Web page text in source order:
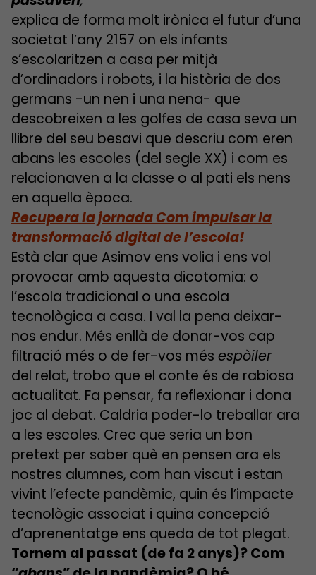
explica de forma molt irònica el futur d’una
societat l’any 2157 on els infants
s’escolaritzen a casa per mitjà
d’ordinadors i robots, i la història de dos
germans -un nen i una nena- que
descobreixen a les golfes de casa seva un
llibre del seu besavi que descriu com eren
abans les escoles (del segle XX) i com es
relacionaven a la classe o al pati els nens
en aquella època.
Recupera la jornada Com impulsar la
transformació digital de l’escola!
Està clar que Asimov ens volia i ens vol
provocar amb aquesta dicotomia: o
l’escola tradicional o una escola
tecnològica a casa. I val la pena deixar-
nos endur. Més enllà de donar-vos cap
filtració més o de fer-vos més espòiler
del relat, trobo que el conte és de rabiosa
actualitat. Fa pensar, fa reflexionar i dona
joc al debat. Caldria poder-lo treballar ara
a les escoles. Crec que seria un bon
pretext per saber què en pensen ara els
nostres alumnes, com han viscut i estan
vivint l’efecte pandèmic, quin és l’impacte
tecnològic associat i quina concepció
d’aprenentatge ens queda de tot plegat.
Tornem al passat (de fa 2 anys)? Com